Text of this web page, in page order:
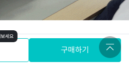
구매하기